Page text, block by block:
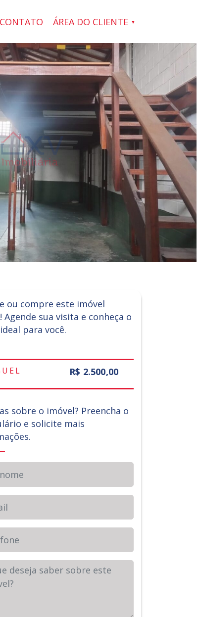
CONTATO ÁREA DO CLIENTE
ou compre este imóvel
Agende sua visita e conheça o
para você.
R$ 2.500,00
sobre o imóvel? Preencha o
e solicite mais